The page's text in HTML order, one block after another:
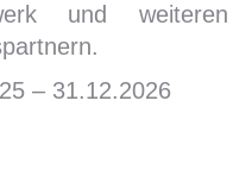
und weiteren
– 31.12.2026